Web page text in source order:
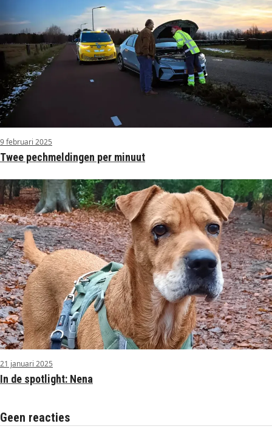
9 februari 2025
Twee pechmeldingen per minuut
21 januari 2025
In de spotlight: Nena
Geen reacties